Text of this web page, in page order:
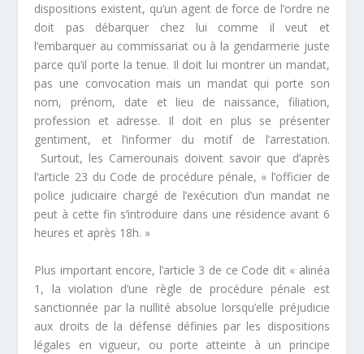
dispositions existent, qu’un agent de force de l’ordre ne
doit pas débarquer chez lui comme il veut et
l’embarquer au commissariat ou à la gendarmerie juste
parce qu’il porte la tenue. Il doit lui montrer un mandat,
pas une convocation mais un mandat qui porte son
nom, prénom, date et lieu de naissance, filiation,
profession et adresse. Il doit en plus se présenter
gentiment, et l’informer du motif de l’arrestation.
Surtout, les Camerounais doivent savoir que d’après
l’article 23 du Code de procédure pénale, « l’officier de
police judiciaire chargé de l’exécution d’un mandat ne
peut à cette fin s’introduire dans une résidence avant 6
heures et après 18h. »
Plus important encore, l’article 3 de ce Code dit « alinéa
1, la violation d’une règle de procédure pénale est
sanctionnée par la nullité absolue lorsqu’elle préjudicie
aux droits de la défense définies par les dispositions
légales en vigueur, ou porte atteinte à un principe